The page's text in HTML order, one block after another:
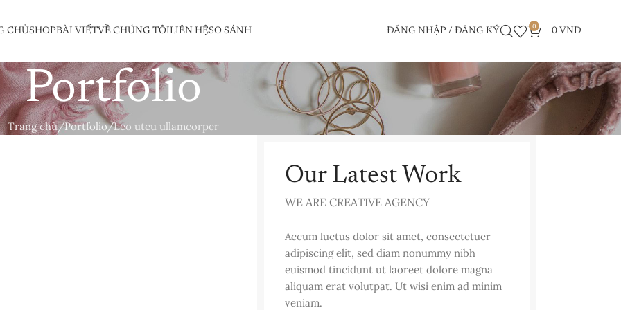
CHỦSHOPBÀI VIẾTVỀ CHÚNG TÔILIÊN HỆSO SÁNH ĐĂNG NHẬP / ĐĂNG KÝ
0
0 VND
Portfolio
Trang chủ Portfolio Leo uteu ullamcorper
Our Latest Work
WE ARE CREATIVE AGENCY
Accum luctus dolor sit amet, consectetuer
adipiscing elit, sed diam nonummy nibh
euismod tincidunt ut laoreet dolore magna
aliquam erat volutpat. Ut wisi enim ad minim
veniam.